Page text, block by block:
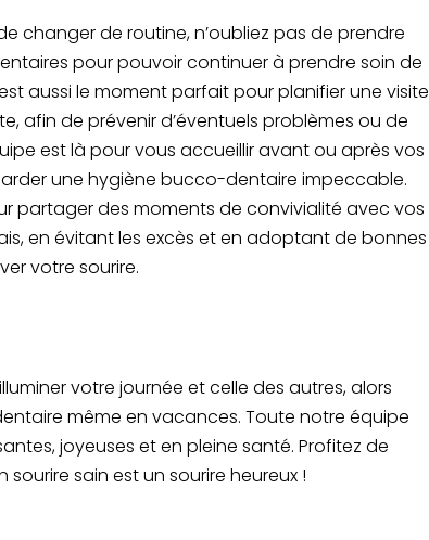
changer de routine, n’oubliez pas de prendre
pour pouvoir continuer à prendre soin de
aussi le moment parfait pour planifier une visite
afin de prévenir d’éventuels problèmes ou de
est là pour vous accueillir avant ou après vos
une hygiène bucco-dentaire impeccable.
partager des moments de convivialité avec vos
en évitant les excès et en adoptant de bonnes
votre sourire.
votre journée et celle des autres, alors
même en vacances. Toute notre équipe
joyeuses et en pleine santé. Profitez de
sain est un sourire heureux !